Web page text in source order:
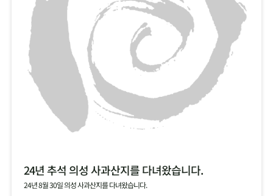
24년 추석 의성 사과산지를 다녀왔습니다.
24년 8월 30일 의성 사과산지를 다녀왔습니다.